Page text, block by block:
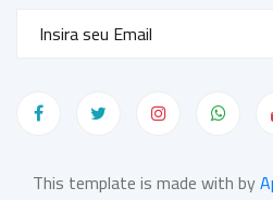
This template is made with by